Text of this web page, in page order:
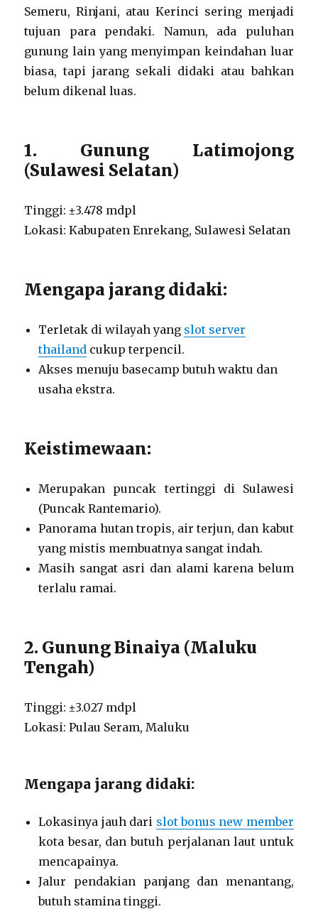
Semeru, Rinjani, atau Kerinci sering menjadi
tujuan para pendaki. Namun, ada puluhan
gunung lain yang menyimpan keindahan luar
biasa, tapi jarang sekali didaki atau bahkan
belum dikenal luas.
1. Gunung Latimojong
(Sulawesi Selatan)
Tinggi: ±3.478 mdpl
Lokasi: Kabupaten Enrekang, Sulawesi Selatan
Mengapa jarang didaki:
Terletak di wilayah yang slot server
thailand cukup terpencil.
Akses menuju basecamp butuh waktu dan
usaha ekstra.
Keistimewaan:
Merupakan puncak tertinggi di Sulawesi
(Puncak Rantemario).
Panorama hutan tropis, air terjun, dan kabut
yang mistis membuatnya sangat indah.
Masih sangat asri dan alami karena belum
terlalu ramai.
2. Gunung Binaiya (Maluku
Tengah)
Tinggi: ±3.027 mdpl
Lokasi: Pulau Seram, Maluku
Mengapa jarang didaki:
Lokasinya jauh dari slot bonus new member
kota besar, dan butuh perjalanan laut untuk
mencapainya.
Jalur pendakian panjang dan menantang,
butuh stamina tinggi.